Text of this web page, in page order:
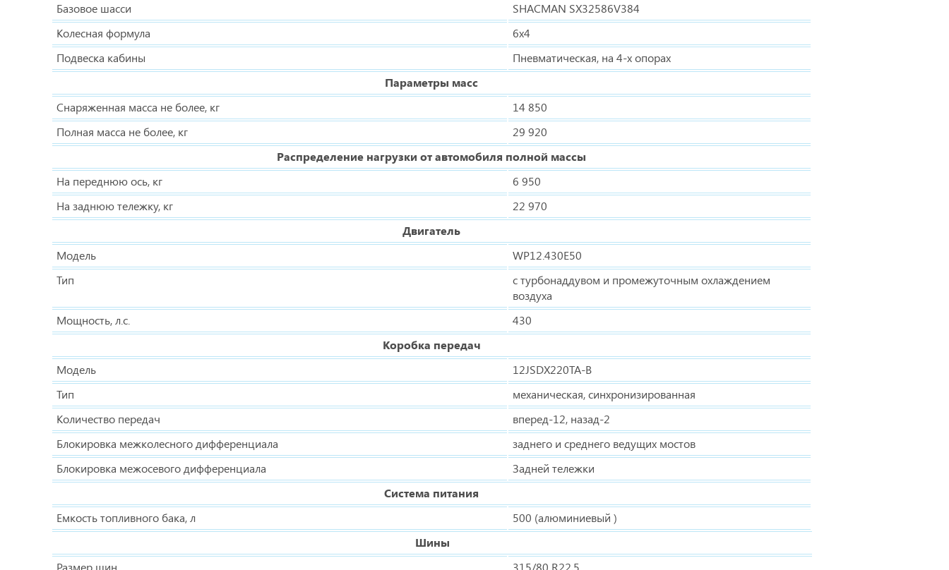
Базовое шасси
SHACMAN SX32586V384
Колесная формула
6x4
Подвеска кабины
Пневматическая, на 4-х опорах
Параметры масс
Снаряженная масса не более, кг
14 850
Полная масса не более, кг
29 920
Распределение нагрузки от автомобиля полной массы
На переднюю ось, кг
6 950
На заднюю тележку, кг
22 970
Двигатель
Модель
WP12.430E50
Тип
с турбонаддувом и промежуточным охлаждением
воздуха
Мощность, л.с.
430
Коробка передач
Модель
12JSDX220TA-B
Тип
механическая, синхронизированная
Количество передач
вперед-12, назад-2
Блокировка межколесного дифференциала
заднего и среднего ведущих мостов
Блокировка межосевого дифференциала
Задней тележки
Система питания
Емкость топливного бака, л
500 (алюминиевый )
Шины
Размер шин
315/80 R22,5